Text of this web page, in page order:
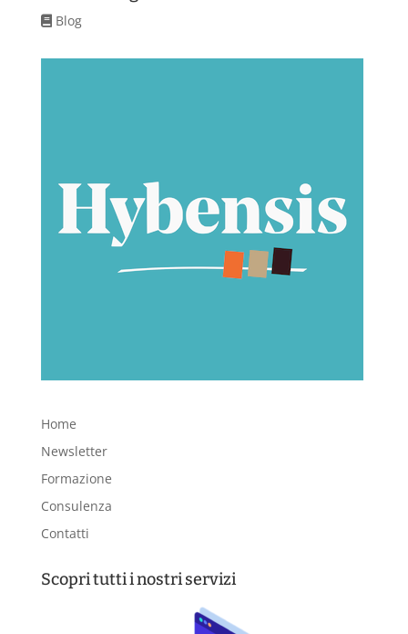
Blog
Home
Newsletter
Formazione
Consulenza
Contatti
Scopri tutti i nostri servizi